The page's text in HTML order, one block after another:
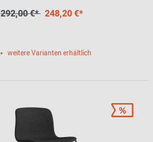
292,00 €* 248,20 €*
weitere Varianten erhältlich